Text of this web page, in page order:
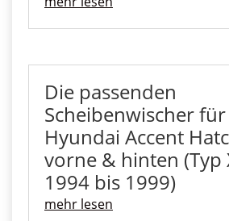
Die passenden
Scheibenwischer
Hyundai Accent
vorne & hinten (Typ
1994 bis 1999)
mehr lesen